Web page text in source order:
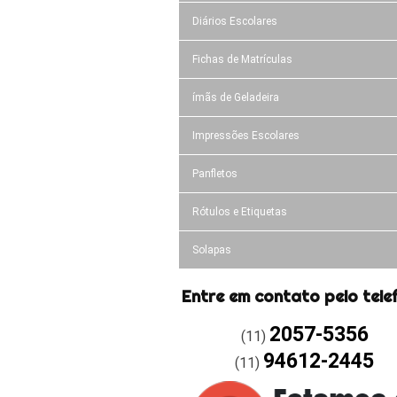
Diários Escolares
Fichas de Matrículas
ímãs de Geladeira
Impressões Escolares
Panfletos
Rótulos e Etiquetas
Solapas
Entre em contato pelo
(11) 2057-5356
(11) 94612-2445